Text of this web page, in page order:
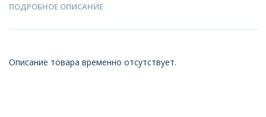
ПОДРОБНОЕ ОПИСАНИЕ
Описание товара временно отсутствует.